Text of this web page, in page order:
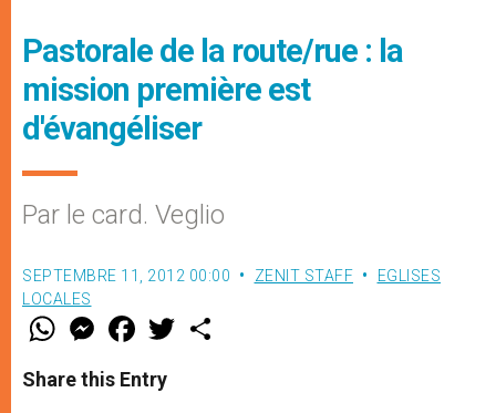
Pastorale de la route/rue : la
mission première est
d'évangéliser
Par le card. Veglio
SEPTEMBRE 11, 2012 00:00 ZENIT STAFF
EGLISES
LOCALES
W
t
s
M
e
s
e
F
a
e
b
w
Share this Entry